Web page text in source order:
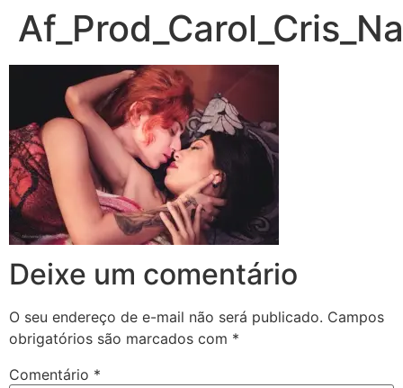
Deixe um comentário
O seu endereço de e-mail não será publicado. Campos
obrigatórios são marcados com *
Comentário *